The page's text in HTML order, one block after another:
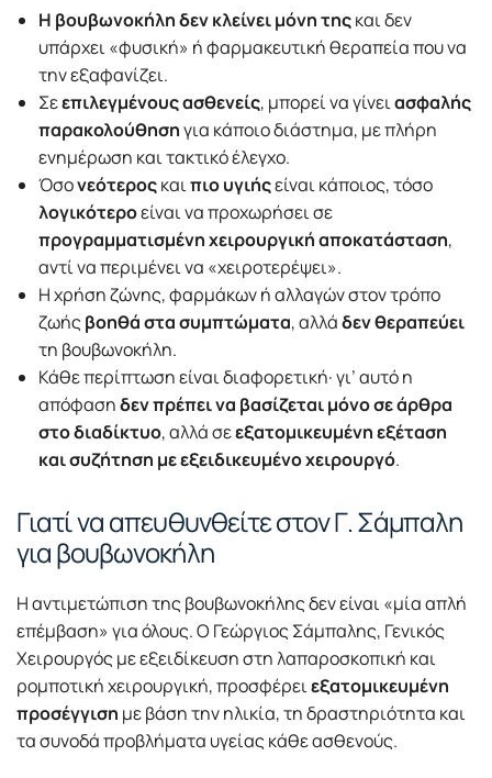
Η βουβωνοκήλη δεν κλείνει μόνη τηςκαι δεν
υπάρχει «φυσική» ή φαρμακευτική θεραπεία που να
την εξαφανίζει.
Σεεπιλεγμένους ασθενείς, μπορεί να γίνειασφαλής
παρακολούθησηγια κάποιο διάστημα, με πλήρη
ενημέρωση και τακτικό έλεγχο.
Όσονεότεροςκαιπιο υγιήςείναι κάποιος, τόσο
λογικότεροείναι να προχωρήσει σε
προγραμματισμένη χειρουργική αποκατάσταση,
αντί να περιμένει να «χειροτερέψει».
Η χρήση ζώνης, φαρμάκων ή αλλαγών στον τρόπο
ζωήςβοηθά στα συμπτώματα, αλλάδεν θεραπεύει
τη βουβωνοκήλη.
Κάθε περίπτωση είναι διαφορετική· γι’ αυτό η
απόφασηδεν πρέπει να βασίζεται μόνο σε άρθρα
στο διαδίκτυο, αλλά σεεξατομικευμένη εξέταση
και συζήτηση με εξειδικευμένο χειρουργό.
Γιατί να απευθυνθείτε στον Γ. Σάμπαλη
για βουβωνοκήλη
Η αντιμετώπιση της βουβωνοκήλης δεν είναι «μία απλή
επέμβαση» για όλους. Ο Γεώργιος Σάμπαλης, Γενικός
Χειρουργός με εξειδίκευση στη λαπαροσκοπική και
ρομποτική χειρουργική, προσφέρειεξατομικευμένη
προσέγγιση με βάση την ηλικία, τη δραστηριότητα και
τα συνοδά προβλήματα υγείας κάθε ασθενούς.